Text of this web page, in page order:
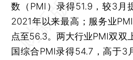
数（PMI）录得51.9，较3月
2021年以来最高；服务业
点至56.3。两大行业PMI双双
国综合PMI录得54.7，高于3